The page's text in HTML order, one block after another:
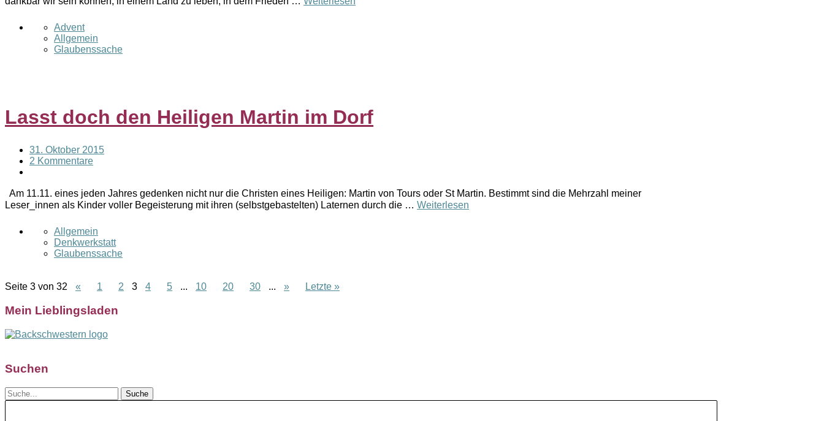
Advent
Allgemein
Glaubenssache
Lasst doch den Heiligen Martin im Dorf
31. Oktober 2015
2 Kommentare
Am 11.11. eines jeden Jahres gedenken nicht nur die Christen eines Heiligen: Martin von Tours oder St Martin. Bestimmt sind die Mehrzahl meiner
Leser_innen als Kinder voller Begeisterung mit ihren (selbstgebastelten) Laternen durch die … Weiterlesen
Allgemein
Denkwerkstatt
Glaubenssache
Seite 3 von 32 « 1 2 3 4 5 ... 10 20 30 ... » Letzte »
Mein Lieblingsladen
Suchen